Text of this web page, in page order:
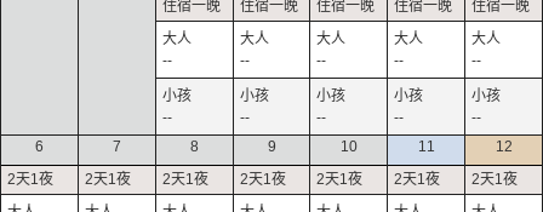
--
--
--
--
--
--
--
--
--
--
6
7 8 9 10 11 12